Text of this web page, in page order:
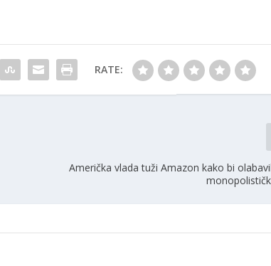
RATE:
Američka vlada tuži Amazon kako bi